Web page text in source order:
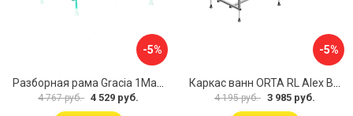
-5%
Разборная рама Gracia 1Marka 170 03гр1710
4 767 руб. 4 529 руб.
-5%
Каркас ванн ORTA RL Alex Baitler KSO15
4 195 руб. 3 985 руб.